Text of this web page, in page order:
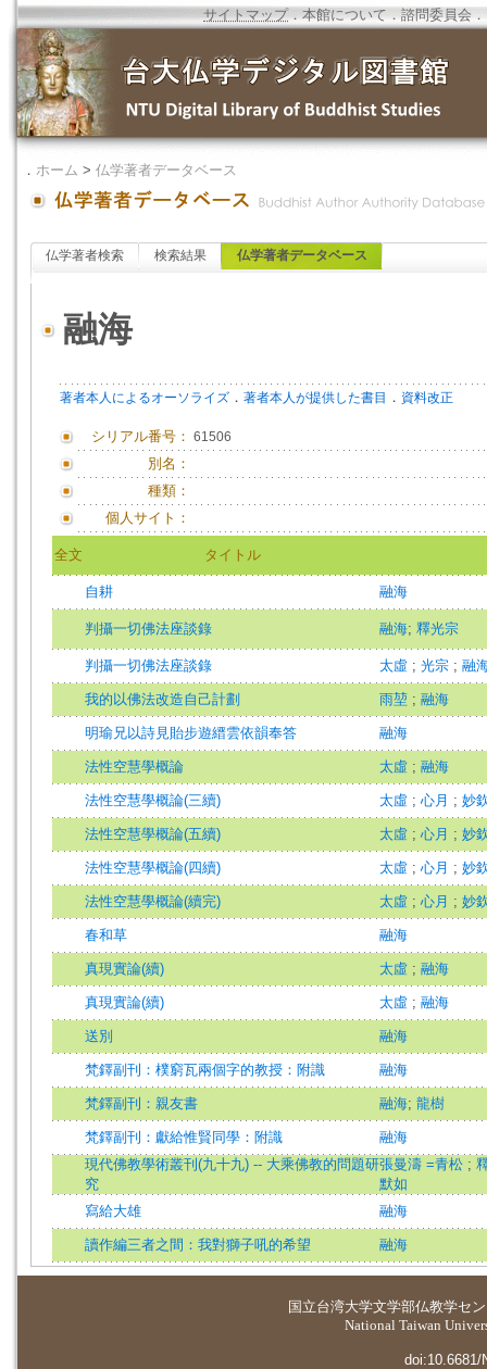
サイトマップ．本館について ．諮問委員会 ．
． ホーム > 仏学著者データベース
仏学著者検索 検索結果 仏学著者データベース
融海
著者本人によるオーソライズ ． 著者本人が提供した書目 ． 資料改正
シリアル番号： 61506
別名：
種類：
個人サイト：
全文 タイトル
自耕 融海
判攝一切佛法座談錄 融海; 釋光宗
判攝一切佛法座談錄 太虛 ; 光宗 ; 融
我的以佛法改造自己計劃 雨堃 ; 融海
明瑜兄以詩見貽步遊縉雲依韻奉答 融海
法性空慧學概論 太虛 ; 融海
法性空慧學概論(三續) 太虛 ; 心月 ; 妙
法性空慧學概論(五續) 太虛 ; 心月 ; 妙
法性空慧學概論(四續) 太虛 ; 心月 ; 妙
法性空慧學概論(續完) 太虛 ; 心月 ; 妙
春和草 融海
真現實論(續) 太虛 ; 融海
真現實論(續) 太虛 ; 融海
送別 融海
梵鐸副刊：樸窮瓦兩個字的教授：附識 融海
梵鐸副刊：親友書 融海; 龍樹
梵鐸副刊：獻給惟賢同學：附識
融海
現代佛教學術叢刊(九十九) -- 大乘佛教的問題研
究
張曼濤 =青松 ;
默如
寫給大雄
融海
讀作編三者之間：我對獅子吼的希望 融海
国立台湾大学文学部仏教学セ
National Taiwan
doi:10.6681/